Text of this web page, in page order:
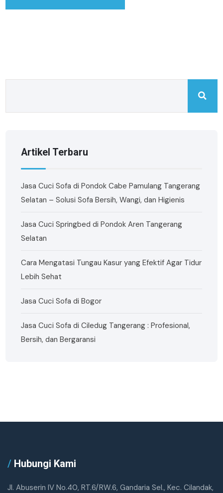
Artikel Terbaru
Jasa Cuci Sofa di Pondok Cabe Pamulang Tangerang
Selatan – Solusi Sofa Bersih, Wangi, dan Higienis
Jasa Cuci Springbed di Pondok Aren Tangerang
Selatan
Cara Mengatasi Tungau Kasur yang Efektif Agar Tidur
Lebih Sehat
Jasa Cuci Sofa di Bogor
Jasa Cuci Sofa di Ciledug Tangerang : Profesional,
Bersih, dan Bergaransi
/ Hubungi Kami
Jl. Abuserin IV No.40, RT.6/RW.6, Gandaria Sel., Kec. Cilandak,